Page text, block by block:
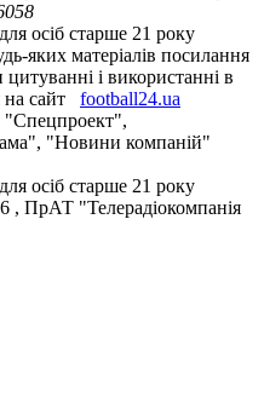
осіб старше 21 року
яких матеріалів посилання
і використанні в
на сайт
football24.ua
"Спецпроект",
"Новини компаній"
осіб старше 21 року
, ПрАТ "Телерадіокомпанія